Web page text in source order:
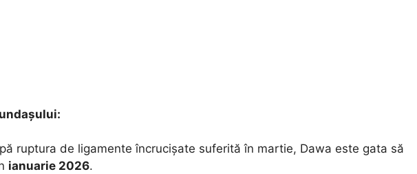
ruptura de ligamente încrucișate suferită în martie, Dawa este gata să
ianuarie 2026.